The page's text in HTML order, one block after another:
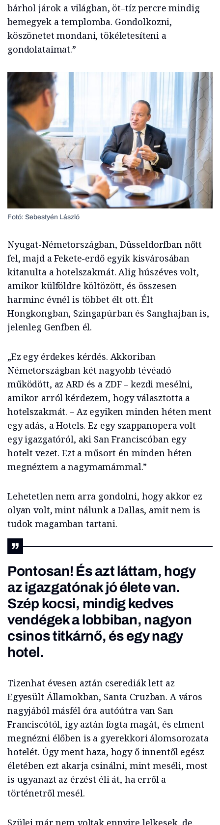
bárhol járok a világban, öt–tíz percre mindig
bemegyek a templomba. Gondolkozni,
köszönetet mondani, tökéletesíteni a
gondolataimat.”
Fotó: Sebestyén László
Nyugat-Németországban, Düsseldorfban nőtt
fel, majd a Fekete-erdő egyik kisvárosában
kitanulta a hotelszakmát. Alig húszéves volt,
amikor külföldre költözött, és összesen
harminc évnél is többet élt ott. Élt
Hongkongban, Szingapúrban és Sanghajban is,
jelenleg Genfben él.
„Ez egy érdekes kérdés. Akkoriban
Németországban két nagyobb tévéadó
működött, az ARD és a ZDF – kezdi mesélni,
amikor arról kérdezem, hogy választotta a
hotelszakmát. – Az egyiken minden héten ment
egy adás, a Hotels. Ez egy szappanopera volt
egy igazgatóról, aki San Franciscóban egy
hotelt vezet. Ezt a műsort én minden héten
megnéztem a nagymamámmal.”
Lehetetlen nem arra gondolni, hogy akkor ez
olyan volt, mint nálunk a Dallas, amit nem is
tudok magamban tartani.
Pontosan! És azt láttam, hogy
az igazgatónak jó élete van.
Szép kocsi, mindig kedves
vendégek a lobbiban, nagyon
csinos titkárnő, és egy nagy
hotel.
Tizenhat évesen aztán cserediák lett az
Egyesült Államokban, Santa Cruzban. A város
nagyjából másfél óra autóútra van San
Franciscótól, így aztán fogta magát, és elment
megnézni élőben is a gyerekkori álomsorozata
hotelét. Úgy ment haza, hogy ő innentől egész
életében ezt akarja csinálni, mint meséli, most
is ugyanazt az érzést éli át, ha erről a
történetről mesél.